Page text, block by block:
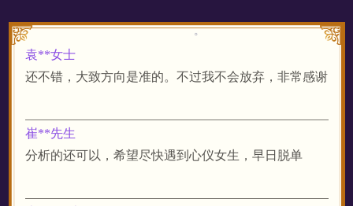
袁**女士
还不错，大致方向是准的。不过我不会放弃，非常感谢
崔**先生
分析的还可以，希望尽快遇到心仪女生，早日脱单
上***女士